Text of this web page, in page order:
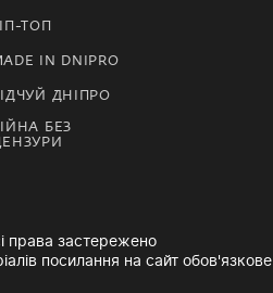
ТОП
IN DNIPRO
ДНІПРО
БЕЗ
застережено
посилання на сайт обов'язкове